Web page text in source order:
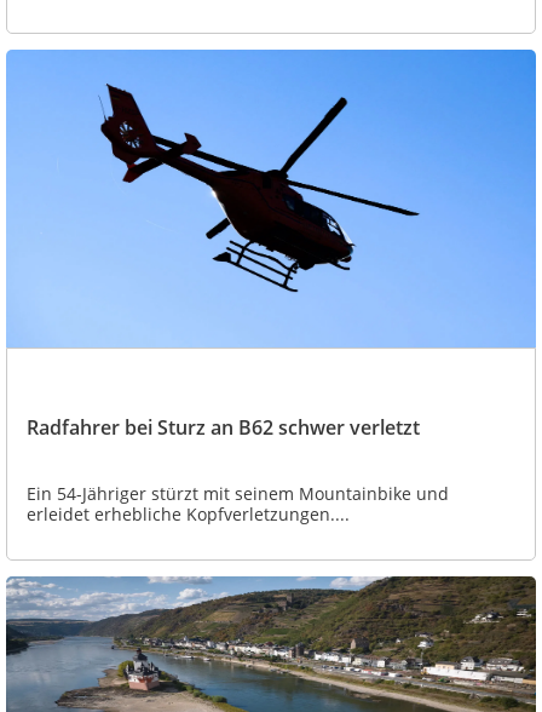
Radfahrer bei Sturz an B62 schwer verletzt
Ein 54-Jähriger stürzt mit seinem Mountainbike und
erleidet erhebliche Kopfverletzungen....